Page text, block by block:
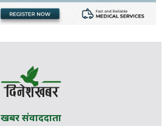
खबर संवाददाता